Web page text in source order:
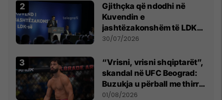
Gjithçka që ndodhi në
Kuvendin e
jashtëzakonshëm të LDK-
së
30/07/2026
“Vrisni, vrisni shqiptarët”,
skandal në UFC Beograd:
Buzukja u përball me thirrje
anti-shqiptare nga
01/08/2026